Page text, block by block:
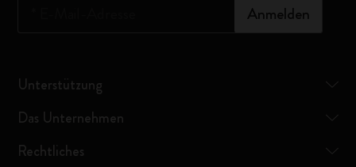
Anmelden
Unterstützung
Das Unternehmen
Rechtliches